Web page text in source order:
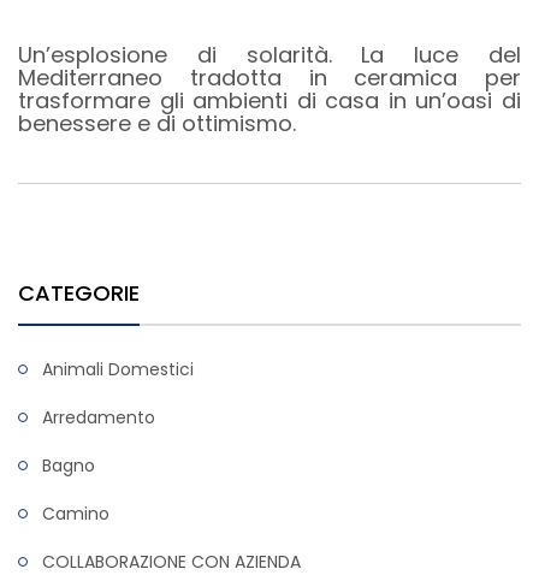
Un’esplosione di solarità. La luce del
Mediterraneo tradotta in ceramica per
trasformare gli ambienti di casa in un’oasi di
benessere e di ottimismo.
CATEGORIE
Animali Domestici
Arredamento
Bagno
Camino
COLLABORAZIONE CON AZIENDA